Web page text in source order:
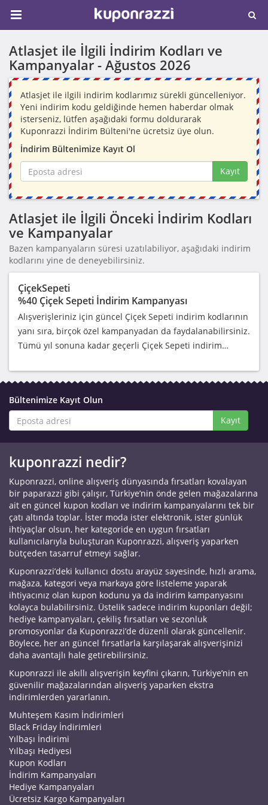
Atlasjet ile İlgili İndirim Kodları ve
Kampanyalar - Ağustos 2026
Atlasjet ile ilgili indirim kodlarımız sürekli güncelleniyor.
Yeni indirim kodu geldiğinde hemen haberdar olmak
isterseniz, lütfen aşağıdaki formu doldurarak
Kuponrazzi İndirim Bülteni'ne ücretsiz üye olun.
İndirim Bültenimize Kayıt Ol
Kayıt
Atlasjet ile İlgili Önceki İndirim Kodları
ve Kampanyalar
Bazen kampanyaların süresi uzatılabiliyor, aşağıdaki indirim
kodlarını yine de deneyebilirsiniz.
ÇiçekSepeti
%40 Çiçek Sepeti İndirim Kampanyası
Alışverişleriniz için güncel Çiçek Sepeti indirim kodlarının
yanı sıra, birçok özel kampanyadan da faydalanabilirsiniz.
Tümü yıl sonuna kadar geçerli Çiçek Sepeti indirim…
Bültenimize Kayıt Olun
Kayıt
kuponrazzi nedir?
Kuponrazzi, online alışveriş dünyasında fırsatları kovalayan
bir paparazzi gibi çalışır, Türkiye’nin önde gelen mağazalarına
ait en güncel kupon kodları ve indirim kampanyalarını tek bir
çatı altında toplar. İster moda ister elektronik, ister günlük
ihtiyaçlar olsun, her kategoride en uygun fırsatları
kullanıcılarıyla buluşturan Kuponrazzi, alışveriş yaparken
bütçeden tasarruf etmeyi sağlar.
Kuponrazzi’deki kullanıcı dostu arayüz sayesinde, hızlı arama,
mağaza, kategori veya markaya göre listeleme yaparak
ihtiyacınız olan kupon kodunu ya da indirim kampanyasını
kolayca bulabilirsiniz. Üstelik sadece indirim kuponları değil;
hediye kampanyaları, çekiliş fırsatları ve sezonluk
promosyonlar da Kuponrazzi’de düzenli olarak güncellenir.
Böylece, her an güncel fırsatlarla karşılaşarak alışverişinizi
daha avantajlı hale getirebilirsiniz.
Kuponrazzi ile akıllı alışverişin keyfini çıkarın, Türkiye’nin en
güvenilir mağazalarından alışveriş yaparken ekstra
indirimlerden yararlanın.
Muhteşem Kasım İndirimleri
Black Friday İndirimleri
Yılbaşı İndirimi
Yılbaşı Hediyesi
Kupon Kodları
İndirim Kampanyaları
Hediye Kampanyaları
Ücretsiz Kargo Kampanyaları